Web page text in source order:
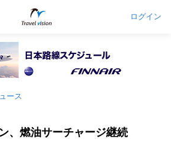
ログイン
ース
、燃油サーチャージ継続